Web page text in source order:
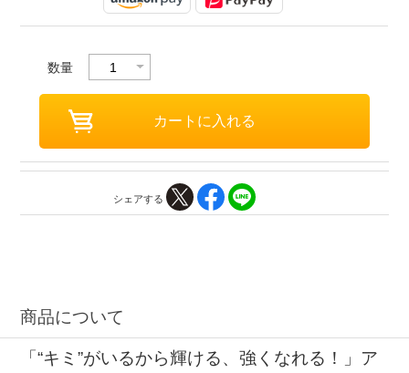
数量
シェアする
商品について
「“キミ”がいるから輝ける、強くなれる！」ア